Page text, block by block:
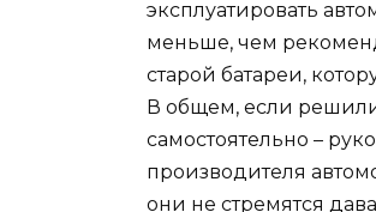
эксплуатировать
меньше, чем
старой батареи,
В общем, если решили
самостоятельно –
производителя
они не стремятся